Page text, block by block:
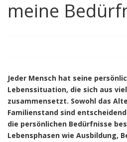
meine
Jeder Mensch hat seine
Lebenssituation, die sich aus
zusammensetzt. Sowohl das
Familienstand sind
die persönlichen Bedürfnisse
Lebensphasen wie Ausbildung,